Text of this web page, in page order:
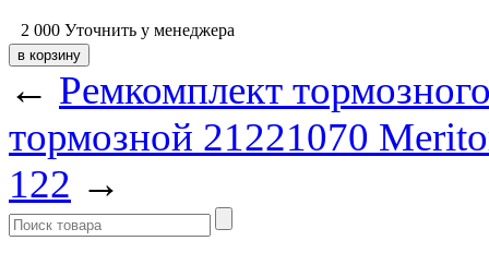
2 000 Уточнить у менеджера
← Ремкомплект
тормозной 21221070
122 →